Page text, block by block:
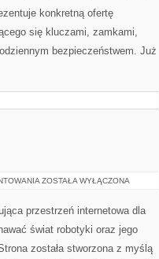
konkretną ofertę
się kluczami, zamkami,
bezpieczeństwem. Już
SPOŁECZEŃSTWO
ZOSTAŁA WYŁĄCZONA
przestrzeń internetowa dla
świat robotyki oraz jego
została stworzona z myślą